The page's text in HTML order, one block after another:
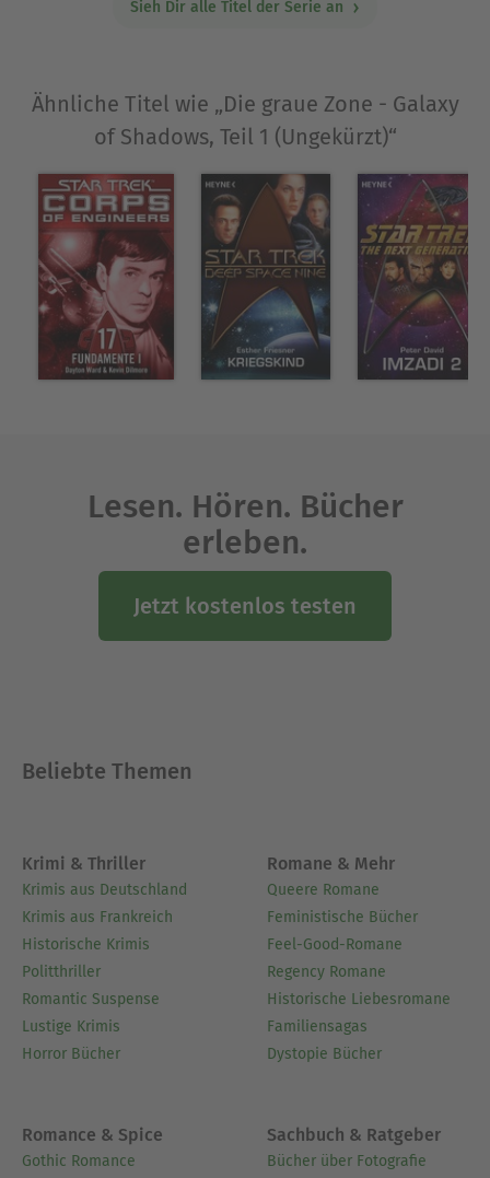
Sieh Dir alle Titel der Serie an
Ähnliche Titel wie „Die graue Zone - Galaxy
of Shadows, Teil 1 (Ungekürzt)“
Lesen. Hören. Bücher
erleben.
Jetzt kostenlos testen
Beliebte Themen
Krimi & Thriller
Krimis aus Deutschland
Krimis aus Frankreich
Historische Krimis
Politthriller
Romantic Suspense
Lustige Krimis
Horror Bücher
Romane & Mehr
Queere Romane
Feministische Bücher
Feel-Good-Romane
Regency Romane
Historische Liebesromane
Familiensagas
Dystopie Bücher
Romance & Spice
Gothic Romance
Sachbuch & Ratgeber
Bücher über Fotografie